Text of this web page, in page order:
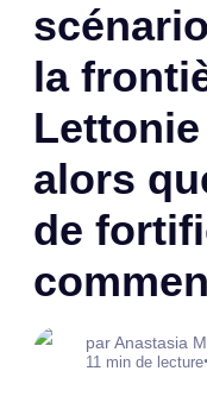
la
alors
de
par Anastasia
11 min de lecture•